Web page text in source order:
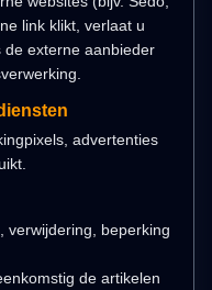
link klikt, verlaat u
de externe aanbieder
advertenties
verwijdering, beperking
de artikelen